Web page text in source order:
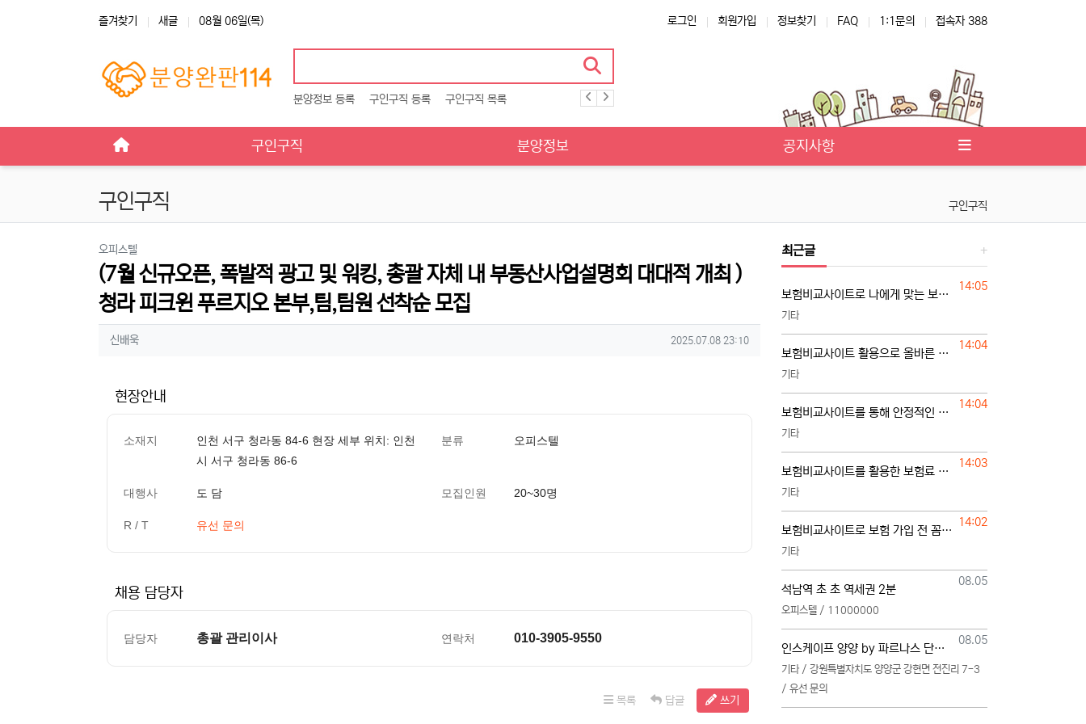
즐겨찾기 새글 08월 06일(목) 로그인 회원가입 정보찾기 FAQ 1:1문의 접속자 388
분양정보 등록 구인구직 등록 구인구직 목록
구인구직 분양정보 공지사항
구인구직 구인구직
오피스텔
(7월 신규오픈, 폭발적 광고 및 워킹, 총괄 자체 내 부동산사업설명회 대대적 개최 )
청라 피크윈 푸르지오 본부,팀,팀원 선착순 모집
작성자 정보
신배욱작성 작성일
2025.07.08 23:10
현장안내
소재지
인천 서구 청라동 84-6 현장 세부 위치: 인천
시 서구 청라동 86-6
분류 오피스텔
대행사 도 담 모집인원 20~30명
R / T 유선 문의
채용 담당자
담당자 총괄 관리이사 연락처 010-3905-9550
목록 답글 쓰기
최근글
등록일
14:05
보험비교사이트로 나에게 맞는 보험 찾는 기준
기타
등록일
14:04
보험비교사이트 활용으로 올바른 보험 선택하기
기타
등록일
14:04
보험비교사이트를 통해 안정적인 보험 준비하는 방법
기타
등록일
14:03
보험비교사이트를 활용한 보험료 절약과 보장 관리
기타
등록일
14:02
보험비교사이트로 보험 가입 전 꼼꼼한 비교하기
기타
등록일
08.05
석남역 초 초 역세권 2분
오피스텔 / 11000000
등록일
08.05
인스케이프 양양 by 파르나스 단일 본부 모집
기타 / 강원특별자치도 양양군 강현면 전진리 7-3
/ 유선 문의